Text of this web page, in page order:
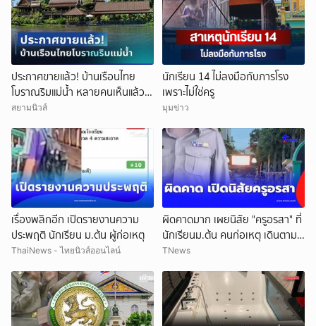
ประกาศขายแล้ว! บ้านเรือนไทย
โบราณริมแม่น้ำ หลายคนเห็นแล้ว
จำได้ เคยเป็นฉากหนังดัง
สยามนิวส์
นักเรียน 14 ไม่ลงมือกับภารโรง
เพราะไม่ใช่ครู
มุมข่าว
เรื่องพลิกอีก เปิดรายงานความ
ประพฤติ นักเรียน ม.ต้น ผู้ก่อเหตุ
ThaiNews - ไทยนิวส์ออนไลน์
ผิดคาดมาก เผยนิสัย "ครูอรสา" ที่
นักเรียนม.ต้น คนก่อเหตุ เดินตาม
หา
TNews